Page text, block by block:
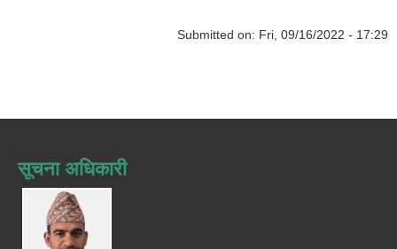
Submitted on: Fri, 09/16/2022 - 17:29
सूचना अधिकारी